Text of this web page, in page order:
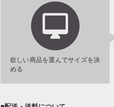
欲しい商品を選んでサイズを決
める